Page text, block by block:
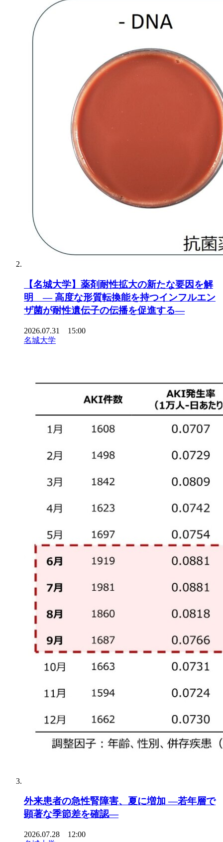
【名城大学】薬剤耐性拡大の新たな要因を解
明 ― 高度な形質転換能を持つインフルエン
ザ菌が耐性遺伝子の伝播を促進する―
2026.07.31 15:00
名城大学
外来患者の急性腎障害、夏に増加 ―若年層で
顕著な季節差を確認―
2026.07.28 12:00